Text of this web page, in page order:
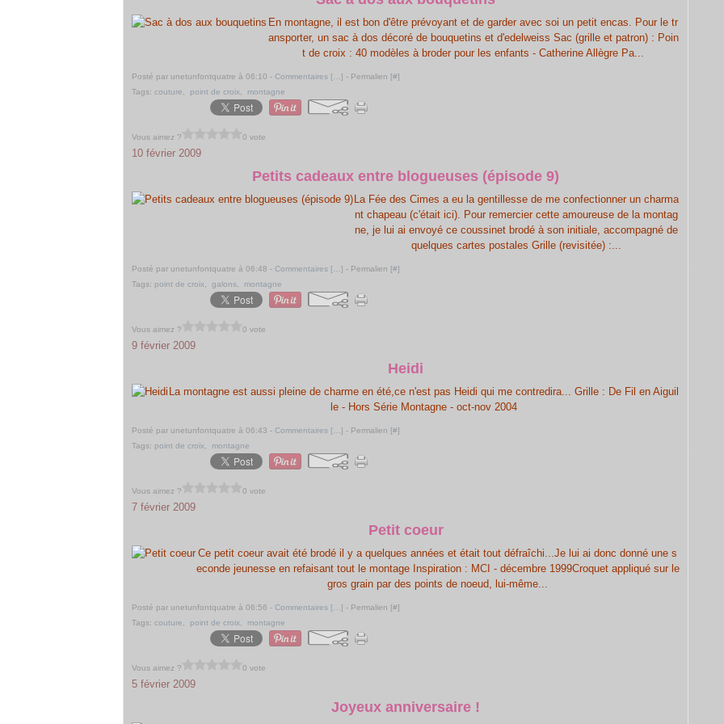
En montagne, il est bon d'être prévoyant et de garder avec soi un petit encas. Pour le tr
ansporter, un sac à dos décoré de bouquetins et d'edelweiss Sac (grille et patron) : Poin
t de croix : 40 modèles à broder pour les enfants - Catherine Allègre Pa...
Posté par unetunfontquatre à 06:10 - Commentaires [ ] - Permalien [#]
Tags: couture point de croix montagne
Vous aimez ? 0 vote
10 février 2009
Petits cadeaux entre blogueuses (épisode 9)
La Fée des Cimes a eu la gentillesse de me confectionner un charma
nt chapeau (c'était ici). Pour remercier cette amoureuse de la montag
ne, je lui ai envoyé ce coussinet brodé à son initiale, accompagné de
quelques cartes postales Grille (revisitée) :...
Posté par unetunfontquatre à 06:48 - Commentaires [ ] - Permalien [#]
Tags: point de croix galons montagne
Vous aimez ? 0 vote
9 février 2009
Heidi
La montagne est aussi pleine de charme en été,ce n'est pas Heidi qui me contredira... Grille : De Fil en Aiguil
le - Hors Série Montagne - oct-nov 2004
Posté par unetunfontquatre à 06:43 - Commentaires [ ] - Permalien [#]
Tags: point de croix montagne
Vous aimez ? 0 vote
7 février 2009
Petit coeur
Ce petit coeur avait été brodé il y a quelques années et était tout défraîchi...Je lui ai donc donné une s
econde jeunesse en refaisant tout le montage Inspiration : MCI - décembre 1999Croquet appliqué sur le
gros grain par des points de noeud, lui-même...
Posté par unetunfontquatre à 06:56 - Commentaires [ ] - Permalien [#]
Tags: couture point de croix montagne
Vous aimez ? 0 vote
5 février 2009
Joyeux anniversaire !